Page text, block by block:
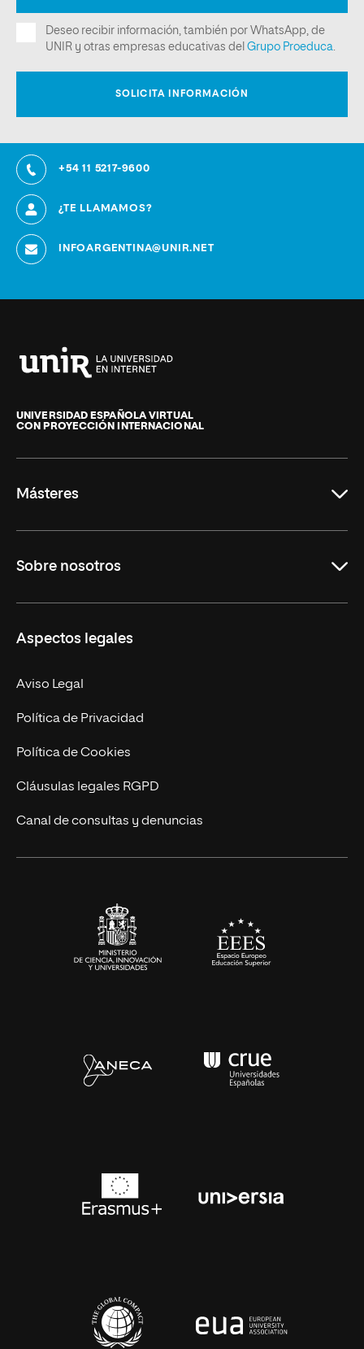
+54 11 5217-9600
¿TE LLAMAMOS?
INFOARGENTINA@UNIR.NET
de
La
UNIVERSIDAD ESPAÑOLA VIRTUAL
CON PROYECCIÓN INTERNACIONAL
Másteres
Derecho
Empresa
MBA
Marketing y Comunicación
Ingeniería
Diseño
Ciencias de la Salud
Sobre nosotros
Nuestro Equipo
Contacto
Aspectos legales
Aviso Legal
Política de Privacidad
Política de Cookies
Cláusulas legales RGPD
Canal de consultas y denuncias